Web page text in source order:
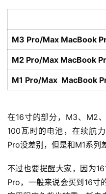
M3 Pro/Max MacBook
M2 Pro/Max MacBook
M1 Pro/Max MacBook
在16寸的部分，M3、M2
100瓦时的电池，在续航
Pro没差别，但是和M1系列
不过也要提醒大家，因为
Pro，一般来说会买到16寸